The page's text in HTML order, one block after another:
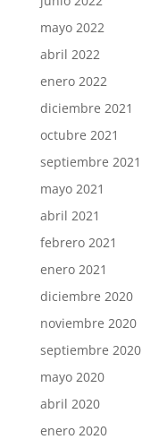
mayo 2022
abril 2022
enero 2022
diciembre 2021
octubre 2021
septiembre 2021
mayo 2021
abril 2021
febrero 2021
enero 2021
diciembre 2020
noviembre 2020
septiembre 2020
mayo 2020
abril 2020
enero 2020